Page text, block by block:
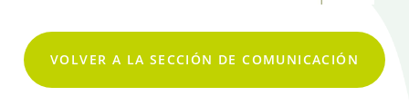
VOLVER A LA SECCIÓN DE COMUNICACIÓN